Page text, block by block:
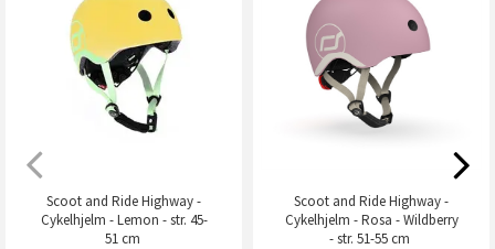
Scoot and Ride Highway -
Cykelhjelm - Lemon - str. 45-
51 cm
Scoot and Ride Highway -
Cykelhjelm - Rosa - Wildberry
- str. 51-55 cm